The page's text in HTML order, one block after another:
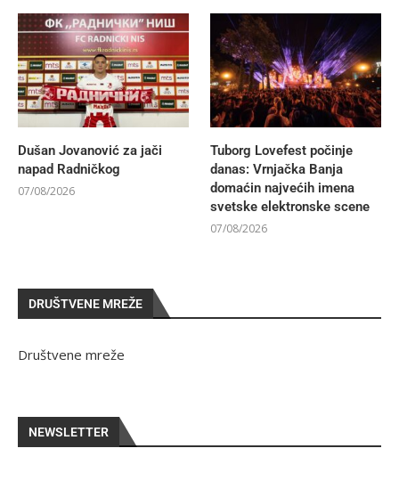
Dušan Jovanović za jači
napad Radničkog
07/08/2026
Tuborg Lovefest počinje
danas: Vrnjačka Banja
domaćin najvećih imena
svetske elektronske scene
07/08/2026
DRUŠTVENE MREŽE
Društvene mreže
NEWSLETTER